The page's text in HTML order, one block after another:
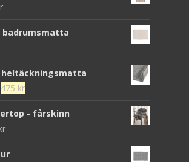
heltäckningsmatta
Det
priset
var:
475 krDet
priset
- fårskinn